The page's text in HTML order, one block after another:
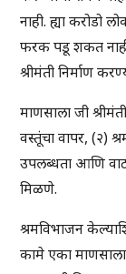
नाही. ह्या करोडो
फरक पडू शकत
श्रीमंती निर्माण
माणसाला जी
वस्तूंचा वापर, (२)
उपलब्धता आणि
मिळणे.
श्रमविभाजन
कामे एका माणसाला